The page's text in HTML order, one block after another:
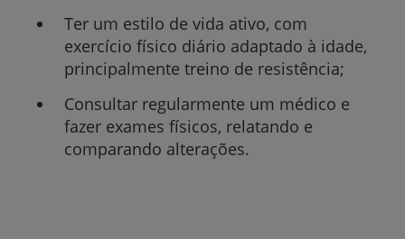
Ter um estilo de vida ativo, com
exercício físico diário adaptado à idade,
principalmente treino de resistência;
Consultar regularmente um médico e
fazer exames físicos, relatando e
comparando alterações.